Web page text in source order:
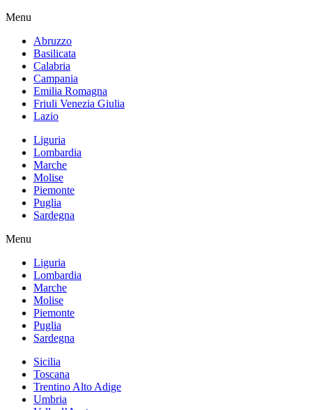
Menu
Abruzzo
Basilicata
Calabria
Campania
Emilia Romagna
Friuli Venezia Giulia
Lazio
Liguria
Lombardia
Marche
Molise
Piemonte
Puglia
Sardegna
Menu
Liguria
Lombardia
Marche
Molise
Piemonte
Puglia
Sardegna
Sicilia
Toscana
Trentino Alto Adige
Umbria